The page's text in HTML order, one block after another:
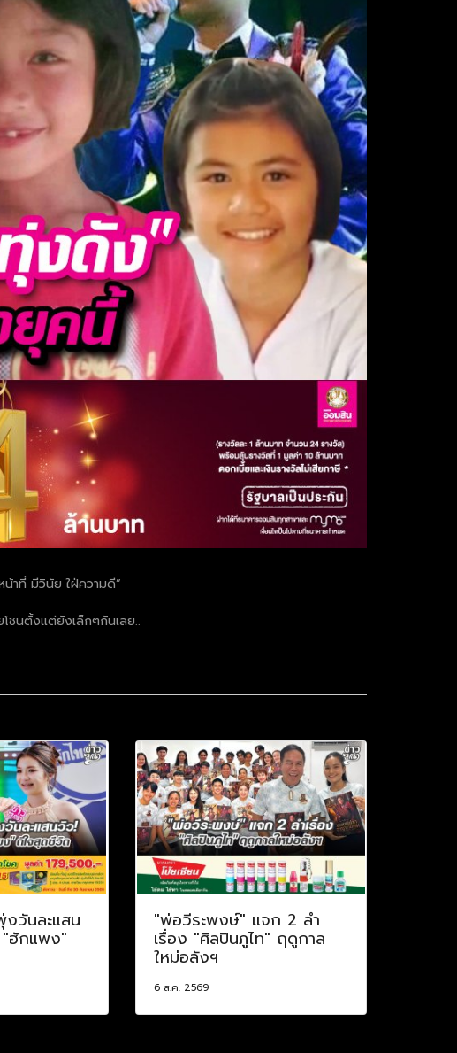
าที่ มีวินัย ใฝ่ความดี”
ชนตั้งแต่ยังเล็กๆกันเลย..
วันละแสน
ฮักแพง"
"พ่อวีระพงษ์" แจก 2 ลำ
เรื่อง "ศิลปินภูไท" ฤดูกาล
ใหม่อลังฯ
6 ส.ค. 2569